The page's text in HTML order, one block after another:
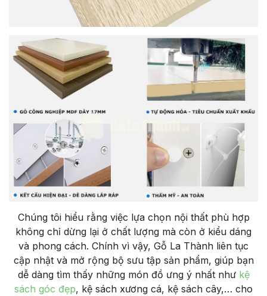
Chúng tôi hiểu rằng việc lựa chọn nội thất phù hợp
không chỉ dừng lại ở chất lượng mà còn ở kiểu dáng
và phong cách. Chính vì vậy, Gỗ La Thành liên tục
cập nhật và mở rộng bộ sưu tập sản phẩm, giúp bạn
dễ dàng tìm thấy những món đồ ưng ý nhất như kệ
sách góc đẹp, kệ sách xương cá, kệ sách cây,… cho